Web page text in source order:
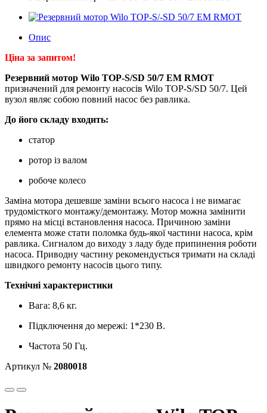
Опис
Ціна за запитом!
Резервний мотор Wilo TOP-S/SD 50/7 EM RMOT
призначений для ремонту насосів Wilo TOP-S/SD 50/7. Цей
вузол являє собою повний насос без равлика.
До його складу входить:
статор
ротор із валом
робоче колесо
Заміна мотора дешевше заміни всього насоса і не вимагає
трудомісткого монтажу/демонтажу. Мотор можна замінити
прямо на місці встановлення насоса. Причиною заміни
елемента може стати поломка будь-якої частини насоса, крім
равлика. Сигналом до виходу з ладу буде припинення роботи
насоса. Приводну частину рекомендується тримати на складі
швидкого ремонту насосів цього типу.
Технічні характеристики
Вага: 8,6 кг.
Підключення до мережі: 1*230 В.
Частота 50 Гц.
Артикул № 2080018